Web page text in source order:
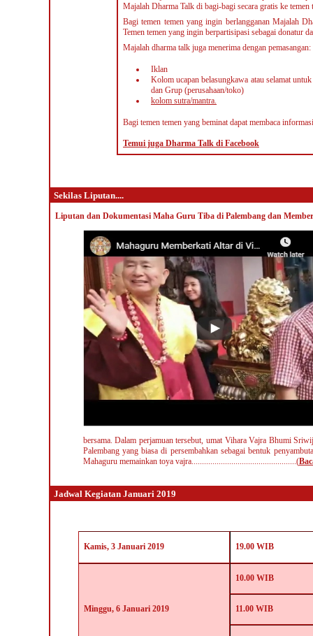
Majalah Dharma Talk di bagi-bagi secara gratis ke
Bagi temen temen yang ingin berlangganan Majalah
Temen temen yang ingin berpartisipasi sebagai donatur
Majalah dharma talk juga menerima dengan pemasangan:
Iklan
Kolom ucapan belasungkawa atau selamat
dan Grup (perusahaan/toko)
kolom sutra/mantra.
Bagi temen temen yang beminat dapat membaca
Temui juga Dharma Talk di Facebook
Sekilas Liputan....
Liputan dan Dokumentasi Maha Guru Tiba di Palembang dan
bersama. Dalam perjamuan tersebut, umat Vihara Vajra Bhumi
Palembang yang biasa di persembahkan sebagai bentuk
Mahaguru memainkan toya vajra..................................................(
Jadwal Kegiatan Januari 2019
Kamis,3Januari 2019 19.00 WIB
Minggu, 6 Januari 2019
10.00 WIB
11.00 WIB